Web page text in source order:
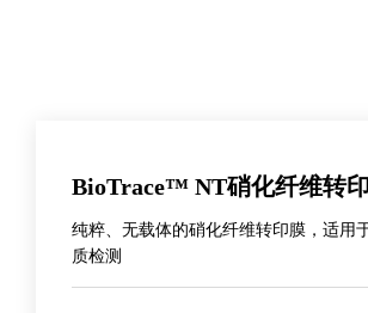
BioTrace™ NT硝化纤维转
纯粹、无载体的硝化纤维转印膜，适用
质检测